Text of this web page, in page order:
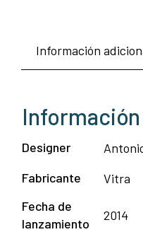
Información
Designer
Fabricante
Vitra
Fecha de
lanzamiento
2014